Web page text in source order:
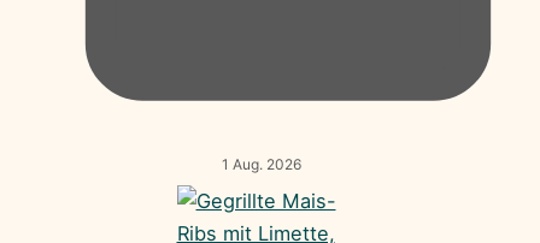
1 Aug. 2026